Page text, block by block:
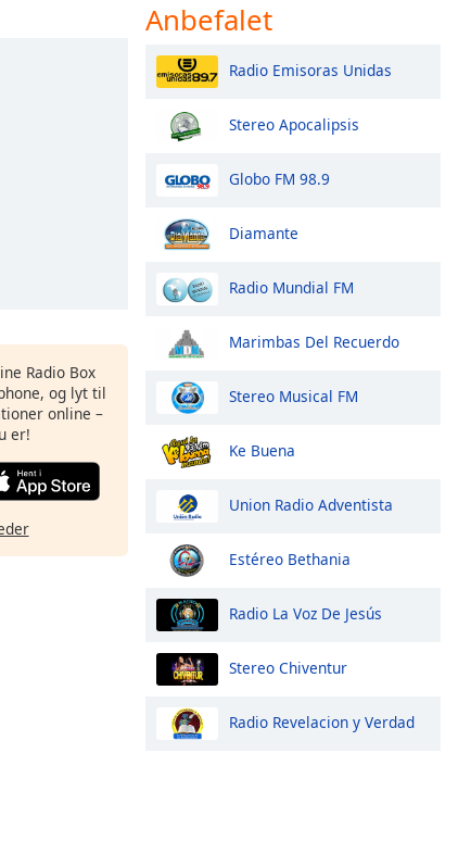
Radio Box
og lyt til
online –
er!
Anbefalet
Radio Emisoras Unidas
Stereo Apocalipsis
Globo FM 98.9
Diamante
Radio Mundial FM
Marimbas Del Recuerdo
Stereo Musical FM
Ke Buena
Union Radio Adventista
Estéreo Bethania
Radio La Voz De Jesús
Stereo Chiventur
Radio Revelacion y Verdad